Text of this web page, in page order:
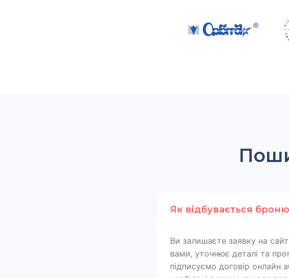
Як відбувається
Ви залишаєте заявку на
вами, уточнює деталі та
підписуємо договір онлайн